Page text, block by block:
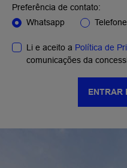
Preferência de contato:
Whatsapp
Telefone
Li e aceito a Política de
comunicações da
ENTRAR